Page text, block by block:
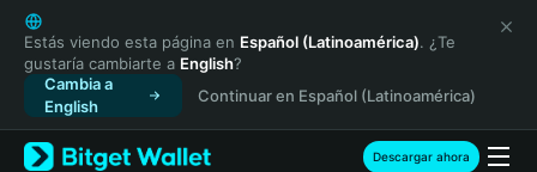
English
日本語
Tiếng Việt
Русский
Español (Latinoamérica)
Türkçe
Estás viendo esta página en Español (Latinoamérica). ¿Te
gustaría cambiarte a English?
Cambia a
English
Continuar en Español (Latinoamérica)
Descargar ahora